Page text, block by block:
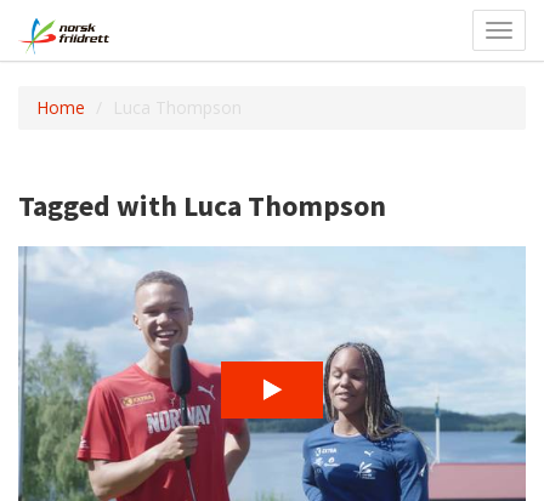
Home Luca Thompson
Tagged with Luca Thompson